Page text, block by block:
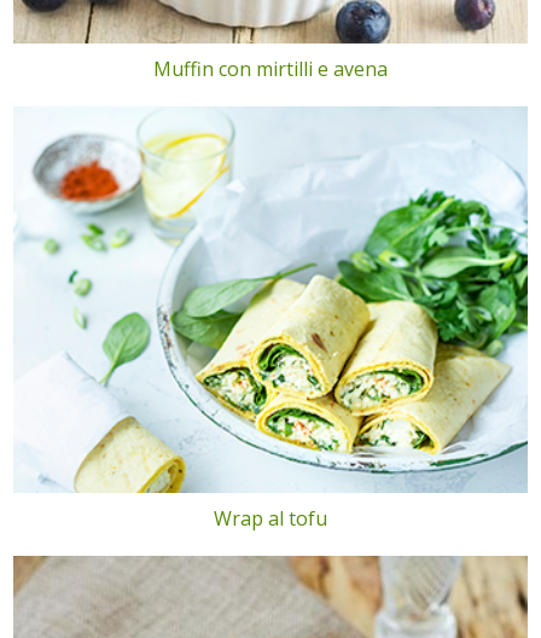
Muffin con mirtilli e avena
Wrap al tofu